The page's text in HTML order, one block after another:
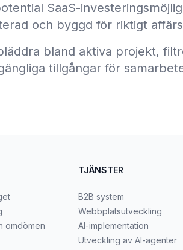
SaaS-
och byggd för riktigt
bland aktiva projekt,
tillgångar för
omdömen
TJÄNSTER
B2B system
Webbplatsutveckling
AI-implementation
Utveckling av AI-agenter